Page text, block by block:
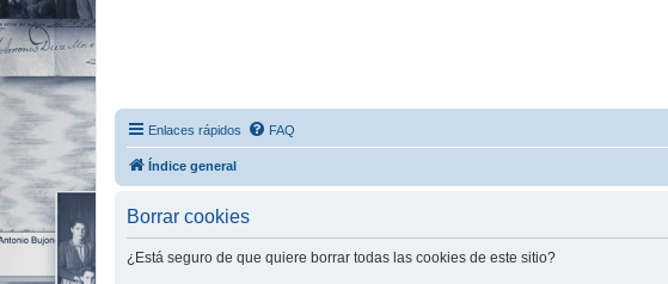
Enlaces rápidos FAQ
Índice general
Borrar cookies
¿Está seguro de que quiere borrar todas las cookies de este sitio?